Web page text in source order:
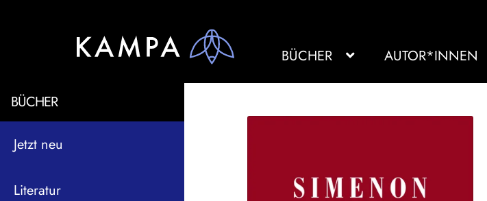
BÜCHER AUTOR*INNEN
BÜCHER
Jetzt neu
Literatur